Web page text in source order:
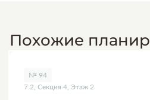
Похожие
№ 94
7.2, Секция 4, Этаж 2